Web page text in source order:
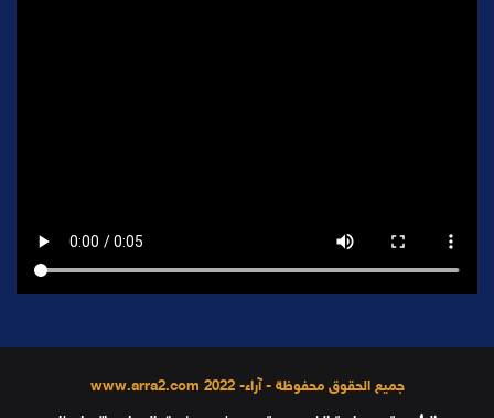
جميع الحقوق محفوظة - آراء- 2022 www.arra2.com